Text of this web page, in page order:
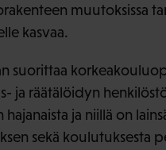
muutoksissa
kasvaa.
suorittaa
ja räätälöidyn
ja niillä on
sekä koulutuksesta